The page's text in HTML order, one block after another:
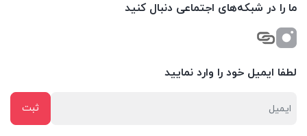
ما را در شبکه‌های اجتماعی دنبال کنید
لطفا ایمیل خود را وارد نمایید